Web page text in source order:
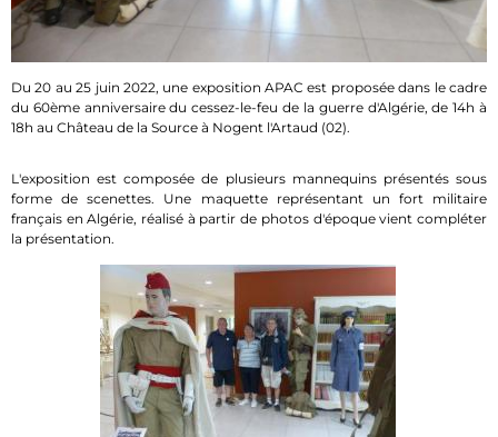
Du 20 au 25 juin 2022, une exposition APAC est proposée dans le cadre
du 60ème anniversaire du cessez-le-feu de la guerre d'Algérie, de 14h à
18h au Château de la Source à Nogent l'Artaud (02).
L'exposition est composée de plusieurs mannequins présentés sous
forme de scenettes. Une maquette représentant un fort militaire
français en Algérie, réalisé à partir de photos d'époque vient compléter
la présentation.